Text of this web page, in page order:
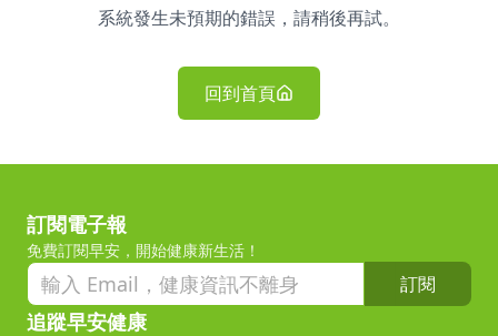
系統發生未預期的錯誤，請稍後再試。
回到首頁
訂閱電子報
免費訂閱早安，開始健康新生活！
訂閱
追蹤早安健康